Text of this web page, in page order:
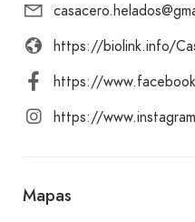
https://biolink.info/
https://
https://
Mapas